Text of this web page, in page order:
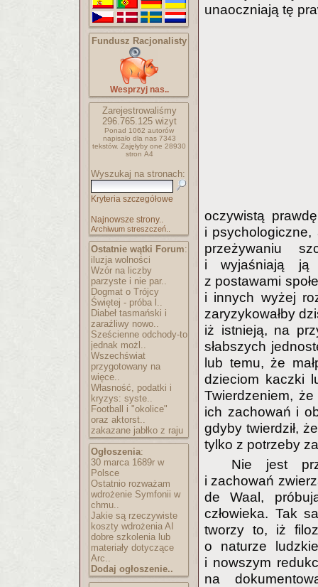
Fundusz Racjonalisty
Wesprzyj nas..
Zarejestrowaliśmy
296.765.125wizyt
Ponad 1062 autorów
napisało dla nas 7343
tekstów. Zajęłyby one 28930
stron A4
Wyszukaj na stronach:
Kryteria szczegółowe
Najnowsze strony..
Archiwum streszczeń..
Ostatnie wątki Forum:
iluzja wolności
Wzór na liczby
parzyste i nie par..
Dogmat o Trójcy
Świętej - próba l..
Diabeł tasmański i
zaraźliwy nowo..
Sześcienne odchody-to
jednak możl..
Wszechświat
przygotowany na
więce..
Własność, podatki i
kryzys: syste..
Football i "okolice"
oraz aktorst..
zakazane jabłko z raju
Ogłoszenia:
30 marca 1689r w
Polsce
Ostatnio rozważam
wdrożenie Symfonii w
chmu..
Jakie są rzeczywiste
koszty wdrożenia AI
dobre szkolenia lub
materiały dotyczące
Arc..
Dodaj ogłoszenie..
unaoczniają tę
oczywistą
i
przeżywaniu
i wyjaśniają ją
z postawami
i innych wyżej
zaryzykowałby
iż istnieją, na
słabszych
lub temu, że
dzieciom kaczki
Twierdzeniem,
ich zachowań i
gdyby twierdził,
tylko z potrzeby
Nie jest
i zachowań
de Waal,
człowieka. Tak
tworzy to, iż
o naturze
i nowszym
na